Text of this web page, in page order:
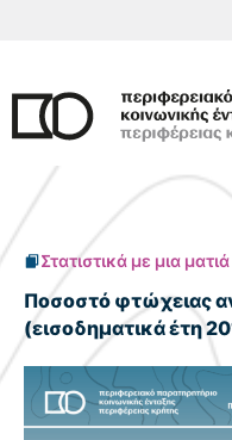
περιεχόμενο
Στατιστικά με μια ματιά
Ποσοστό φτώχειας
(εισοδηματικά έτη